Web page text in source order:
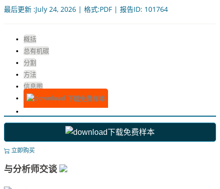
最后更新 :July 24, 2026 | 格式:PDF | 报告ID: 101764
概括
总有机碳
分割
方法
信息图
下载免费样本
下载免费样本
立即购买
与分析师交谈